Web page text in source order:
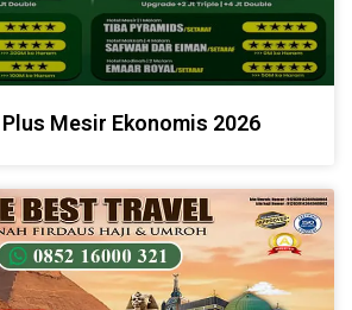
Mesir Ekonomis 2026